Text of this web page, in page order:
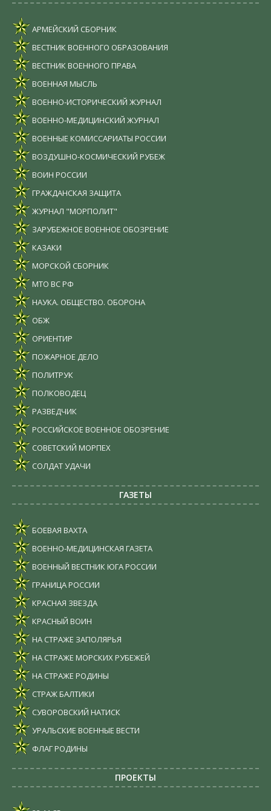
АРМЕЙСКИЙ СБОРНИК
ВЕСТНИК ВОЕННОГО ОБРАЗОВАНИЯ
ВЕСТНИК ВОЕННОГО ПРАВА
ВОЕННАЯ МЫСЛЬ
ВОЕННО-ИСТОРИЧЕСКИЙ ЖУРНАЛ
ВОЕННО-МЕДИЦИНСКИЙ ЖУРНАЛ
ВОЕННЫЕ КОМИССАРИАТЫ РОССИИ
ВОЗДУШНО-КОСМИЧЕСКИЙ РУБЕЖ
ВОИН РОССИИ
ГРАЖДАНСКАЯ ЗАЩИТА
ЖУРНАЛ "МОРПОЛИТ"
ЗАРУБЕЖНОЕ ВОЕННОЕ ОБОЗРЕНИЕ
КАЗАКИ
МОРСКОЙ СБОРНИК
МТО ВС РФ
НАУКА. ОБЩЕСТВО. ОБОРОНА
ОБЖ
ОРИЕНТИР
ПОЖАРНОЕ ДЕЛО
ПОЛИТРУК
ПОЛКОВОДЕЦ
РАЗВЕДЧИК
РОССИЙСКОЕ ВОЕННОЕ ОБОЗРЕНИЕ
СОВЕТСКИЙ МОРПЕХ
СОЛДАТ УДАЧИ
ГАЗЕТЫ
БОЕВАЯ ВАХТА
ВОЕННО-МЕДИЦИНСКАЯ ГАЗЕТА
ВОЕННЫЙ ВЕСТНИК ЮГА РОССИИ
ГРАНИЦА РОССИИ
КРАСНАЯ ЗВЕЗДА
КРАСНЫЙ ВОИН
НА СТРАЖЕ ЗАПОЛЯРЬЯ
НА СТРАЖЕ МОРСКИХ РУБЕЖЕЙ
НА СТРАЖЕ РОДИНЫ
СТРАЖ БАЛТИКИ
СУВОРОВСКИЙ НАТИСК
УРАЛЬСКИЕ ВОЕННЫЕ ВЕСТИ
ФЛАГ РОДИНЫ
ПРОЕКТЫ